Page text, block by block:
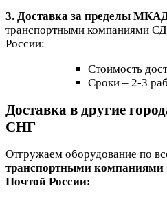
3. Доставка за пределы
транспортными компаниями
России:
Стоимость
Сроки – 2-3
Доставка в другие
СНГ
Отгружаем оборудование по
транспортными
Почтой России: